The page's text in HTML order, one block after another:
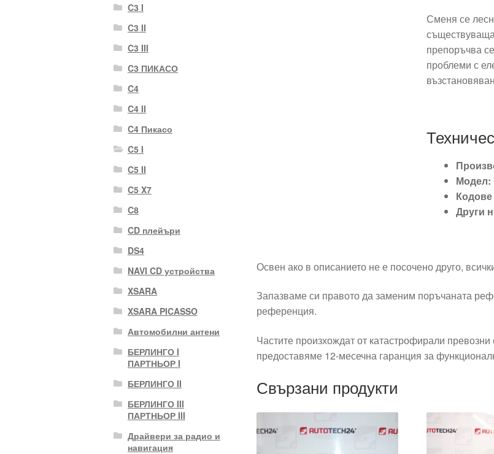
Сменя се
препоръчва
проблеми с
Модел:
Кодове
Други
Освен ако в описанието не е посочено друго,
Запазваме си правото да заменим поръчаната
референция.
Частите произхождат от катастрофирали
предоставяме 12-месечна гаранция за
Свързани продукти
C3 I
C3 II
C3 III
C3 ПИКАСО
C4
C4 II
C4 Пикасо
C5 I
C5 II
C5 X7
C8
CD плейъри
DS4
NAVI CD устройства
XSARA
XSARA PICASSO
Автомобилни антени
БЕРЛИНГО I
ПАРТНЬОР I
БЕРЛИНГО II
БЕРЛИНГО III
ПАРТНЬОР III
Драйвери за радио и
навигация